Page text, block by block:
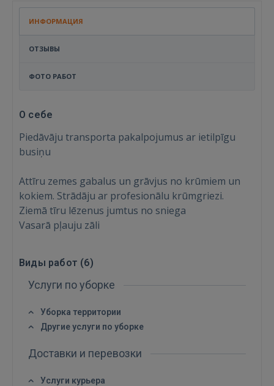
Войти
ИНФОРМАЦИЯ
ОТЗЫВЫ
ФОТО РАБОТ
О себе
Piedāvāju transporta pakalpojumus ar ietilpīgu
busiņu
Attīru zemes gabalus un grāvjus no krūmiem un
kokiem. Strādāju ar profesionālu krūmgriezi.
Ziemā tīru lēzenus jumtus no sniega
Vasarā pļauju zāli
Виды работ (6)
Услуги по уборке
Уборка территории
Другие услуги по уборке
Доставки и перевозки
Услуги курьера